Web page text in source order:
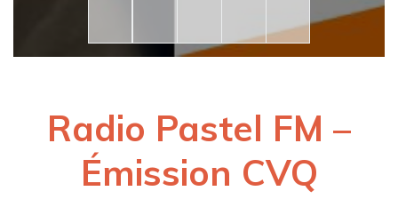
Radio Pastel FM –
Émission CVQ